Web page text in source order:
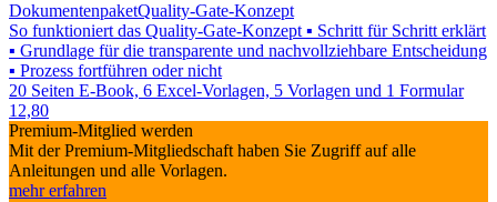
DokumentenpaketQuality-Gate-Konzept
So funktioniert das Quality-Gate-Konzept ▪ Schritt für Schritt erklärt
▪ Grundlage für die transparente und nachvollziehbare Entscheidung
▪ Prozess fortführen oder nicht
20 Seiten E-Book, 6 Excel-Vorlagen, 5 Vorlagen und 1 Formular
12,80
Premium-Mitglied werden
Mit der Premium-Mitgliedschaft haben Sie Zugriff auf alle
Anleitungen und alle Vorlagen.
mehr erfahren